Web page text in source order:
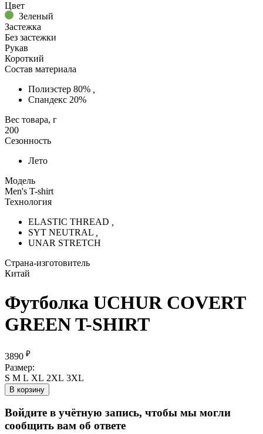
Цвет
Зеленый
Застежка
Без застежки
Рукав
Короткий
Состав материала
Полиэстер 80%
Спандекс 20%
Вес товара, г
200
Сезонность
Лето
Модель
Men's T-shirt
Технология
ELASTIC THREAD
SYT NEUTRAL
UNAR STRETCH
Страна-изготовитель
Китай
Футболка UCHUR COVERT
GREEN T-SHIRT
3890 ₽
Размер:
S M L XL 2XL 3XL
В корзину
Войдите в учётную запись, чтобы мы могли
сообщить вам об ответе